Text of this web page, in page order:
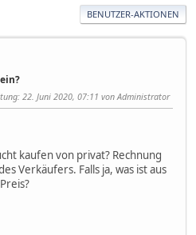
BENUTZER-AKTIONEN
: 22. Juni 2020, 07:11 von Administrator
kaufen von privat? Rechnung
Verkäufers. Falls ja, was ist aus